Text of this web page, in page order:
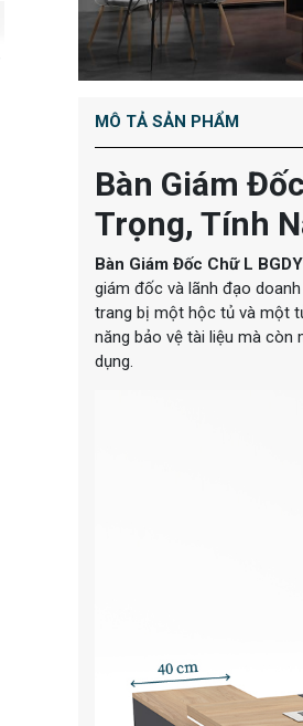
MÔ TẢ SẢN PHẨM
Bàn Giám
Trọng, Tính
Bàn Giám Đốc Chữ L
giám đốc và lãnh đạo
trang bị một hộc tủ và một
năng bảo vệ tài liệu mà
dụng.